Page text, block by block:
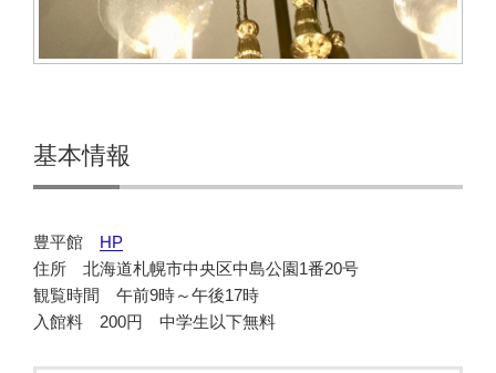
基本情報
豊平館 HP
住所 北海道札幌市中央区中島公園1番20号
観覧時間 午前9時～午後17時
入館料 200円 中学生以下無料